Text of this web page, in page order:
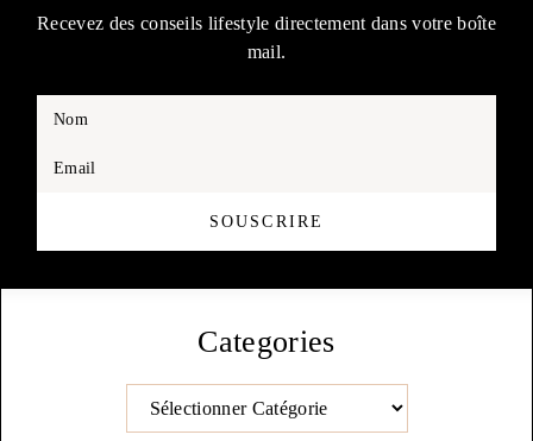
Recevez des conseils lifestyle directement dans votre boîte
mail.
Nom
Email
SOUSCRIRE
Categories
Catégories